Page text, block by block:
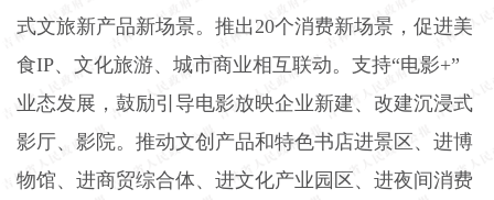
式文旅新产品新场景。推出20个消费新场景，促进美
食IP、文化旅游、城市商业相互联动。支持“电影+”
业态发展，鼓励引导电影放映企业新建、改建沉浸式
影厅、影院。推动文创产品和特色书店进景区、进博
物馆、进商贸综合体、进文化产业园区、进夜间消费